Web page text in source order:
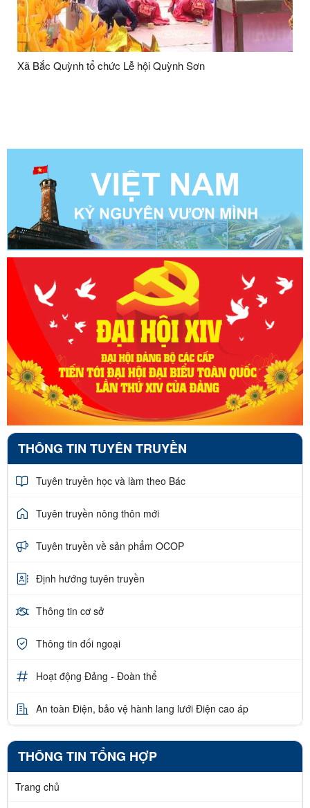
Xã Bắc Quỳnh tổ chức Lễ hội Quỳnh Sơn
THÔNG TIN TUYÊN TRUYỀN
Tuyên truyền học và làm theo Bác
Tuyên truyền nông thôn mới
Tuyên truyền về sản phẩm OCOP
Định hướng tuyên truyền
Thông tin cơ sở
Thông tin đối ngoại
Hoạt động Đảng - Đoàn thể
An toàn Điện, bảo vệ hành lang lưới Điện cao áp
THÔNG TIN TỔNG HỢP
Trang chủ